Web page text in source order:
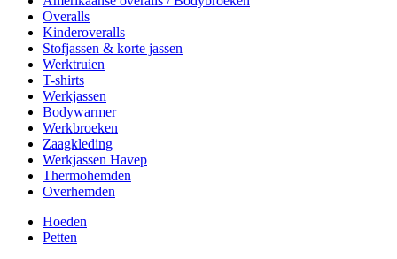
Overalls
Kinderoveralls
Stofjassen & korte jassen
Werktruien
T-shirts
Werkjassen
Bodywarmer
Werkbroeken
Zaagkleding
Werkjassen Havep
Thermohemden
Overhemden
Hoeden
Petten